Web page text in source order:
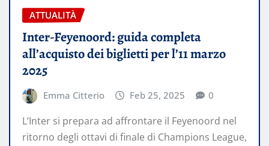
ATTUALITÀ
Inter-Feyenoord: guida completa
all’acquisto dei biglietti per l’11 marzo
2025
Emma Citterio Feb 25, 2025 0
L’Inter si prepara ad affrontare il Feyenoord nel
ritorno degli ottavi di finale di Champions League,